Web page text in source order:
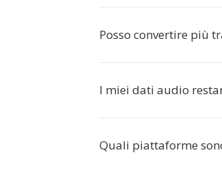
Posso convertire più
I miei dati audio
Quali piattaforme